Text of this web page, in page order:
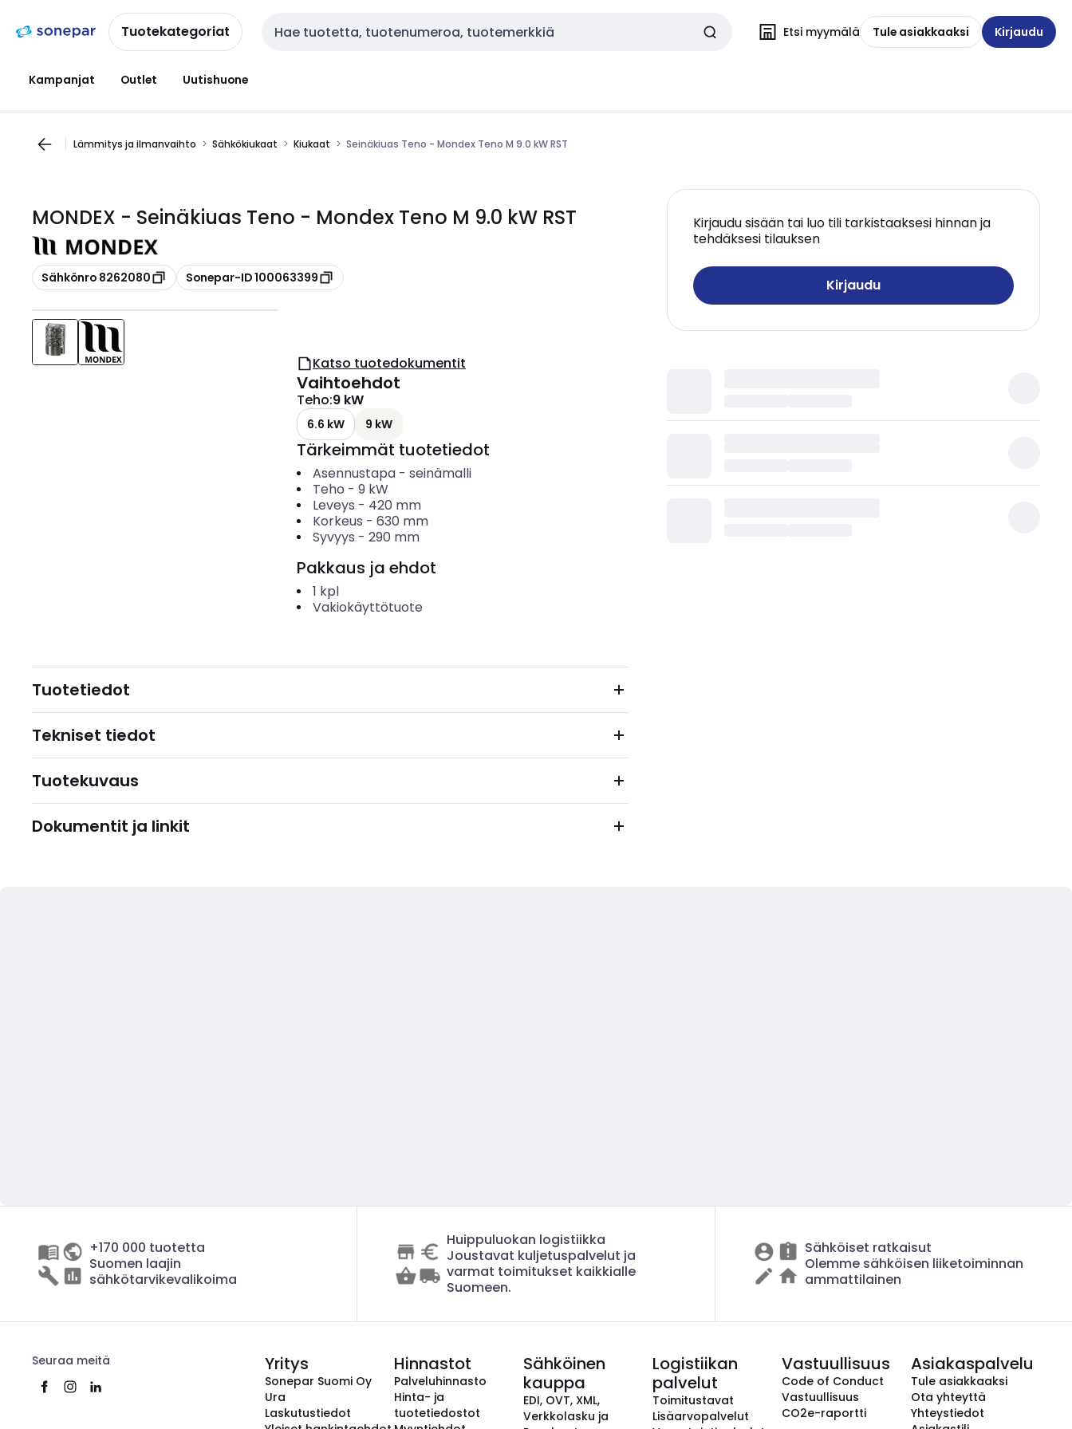
navigointiinsisältöönTuotekategoriat Haku Etsi myymälä Tule asiakkaaksi Kirjaudu
Kampanjat Outlet Uutishuone
Lämmitys ja ilmanvaihto Sähkökiukaat Kiukaat Seinäkiuas Teno - Mondex Teno M 9.0 kW RST
MONDEX - Seinäkiuas Teno - Mondex Teno M 9.0 kW RST
Kopioi
Sähkönro 8262080 Kopioi
Sonepar-ID 100063399
Kirjaudu sisään tai luo tili tarkistaaksesi hinnan ja
tehdäksesi tilauksen
Kirjaudu
Katso tuotedokumentit
Vaihtoehdot
Teho:9 kW
6.6 kW 9 kW
Tärkeimmät tuotetiedot
Asennustapa- seinämalli
Teho - 9 kW
Leveys - 420 mm
Korkeus - 630 mm
Syvyys - 290 mm
Pakkaus ja ehdot
1 kpl
Vakiokäyttötuote
Tuotetiedot
Tekniset tiedot
Tuotekuvaus
Dokumentit ja linkit
+170 000 tuotetta
Suomen laajin
sähkötarvikevalikoima
Huippuluokan logistiikka
Joustavat kuljetuspalvelut ja
varmat toimitukset kaikkialle
Suomeen.
Sähköiset ratkaisut
Olemme sähköisen liiketoiminnan
ammattilainen
Seuraa meitä Yritys
Sonepar Suomi Oy
Ura
Laskutustiedot
Hinnastot
Palveluhinnasto
Hinta- ja
tuotetiedostot
Sähköinen
kauppa
EDI, OVT, XML,
Verkkolasku ja
Logistiikan
palvelut
Toimitustavat
Lisäarvopalvelut
Vastuullisuus
Code of Conduct
Vastuullisuus
CO2e-raportti
Asiakaspalvelu
Tule asiakkaaksi
Ota yhteyttä
Yhteystiedot